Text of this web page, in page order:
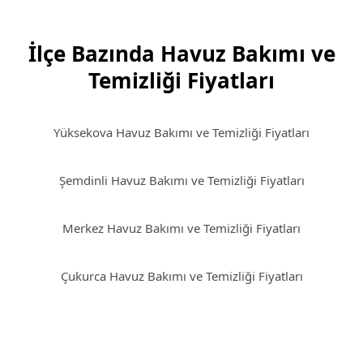
İlçe Bazında Havuz Bakımı ve
Temizliği Fiyatları
Yüksekova Havuz Bakımı ve Temizliği Fiyatları
Şemdinli Havuz Bakımı ve Temizliği Fiyatları
Merkez Havuz Bakımı ve Temizliği Fiyatları
Çukurca Havuz Bakımı ve Temizliği Fiyatları